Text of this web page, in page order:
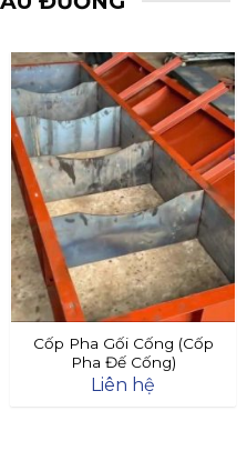
Cốp Pha Gối Cống (Cốp
Pha Đế Cống)
Liên hệ